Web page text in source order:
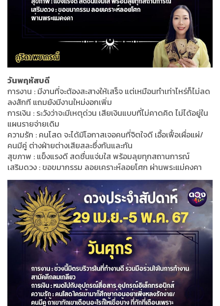
วันพฤหัสบดี
การงาน : มีงานที่จะต้องสะสางให้เสร็จ แต่เหมือนทำเท่าไหร่ก็ไม่ลด
ลงสักที แถมยังมีงานใหม่งอกเพิ่ม
การเงิน : ระวังว่าจะมีเหตุด่วน เสียเงินแบบที่ไม่คาดคิด ไม่ได้อยู่ใน
แผนรายจ่ายเดิม
ความรัก : คนโสด จะได้มีโอกาสเจอคนที่จิตใจดี เอื้อเฟื้อเผื่อแผ่/
คนมีคู่ ต่างฝ่ายต่างเสียสละซึ่งกันและกัน
สุขภาพ : แข็งแรงดี สดชื่นแจ่มใส พร้อมลุยทุกสถานการณ์
เสริมดวง : ขอขมากรรม ลอยเคราะห์ลอยโศก ผ่านพระแม่คงคา